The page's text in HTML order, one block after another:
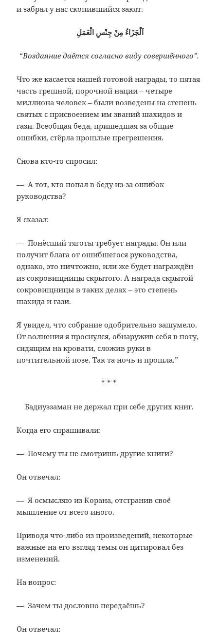
и забрал у нас скопившийся закят.
‌ اَلْجَزَاءُ مِنْ جِنْسِ الْعَمَلِ
“Воздаяние даётся согласно виду совершённого”.
Что же касается нашей готовой награды, то пятая
часть грешной, порочной нации – четыре
миллиона человек – были возведены на степень
святых с присвоением им званий шахидов и
гази. Всеобщая беда, пришедшая за общие
ошибки, стёрла прошлые прегрешения.
Снова кто-то спросил:
— А тот, кто попал в беду из-за ошибок
руководства?
Я сказал:
— Понёсший тяготы требует награды. Он или
получит блага от ошибшегося руководства,
однако, это ничтожно, или же будет награждён
из сокровищницы скрытого. А награда скрытой
сокровищницы в таких делах – это степень
шахида и гази.
Я увидел, что собрание одобрительно зашумело.
От волнения я проснулся, обнаружив себя в поту,
сидящим на кровати, сложив руки в
почтительной позе. Так та ночь и прошла.”
* * *
Бадиуззаман не держал при себе других книг.
Когда его спрашивали:
— Почему ты не смотришь другие книги?
Он отвечал:
— Я осмысляю из Корана, отстранив своё
мышление от всего иного.
Приводя что-либо из произведений, некоторые
важные на его взгляд темы он цитировал без
изменений.
На вопрос:
— Зачем ты дословно передаёшь?
Он отвечал: